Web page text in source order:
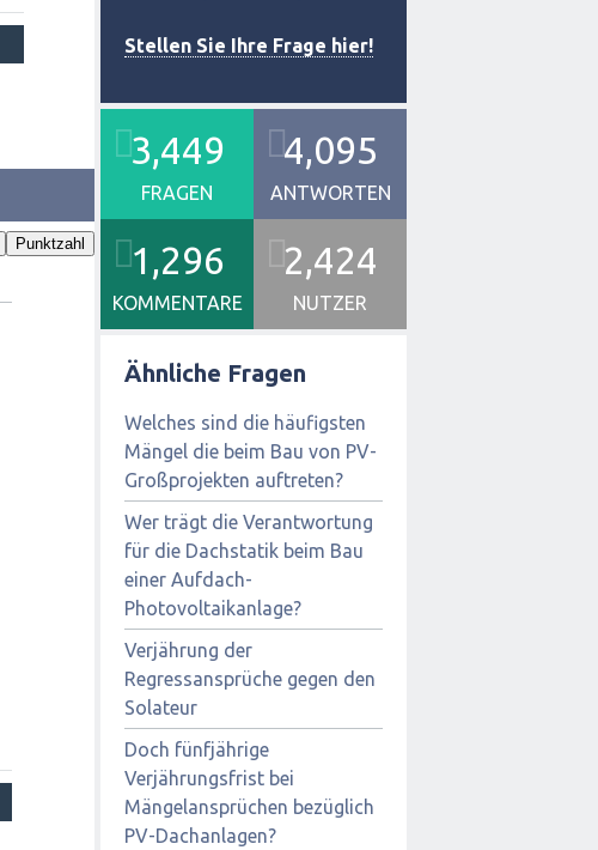
Punktzahl
Stellen Sie Ihre Frage hier!
3,449
FRAGEN
4,095
ANTWORTEN
1,296
KOMMENTARE
2,424
NUTZER
Ähnliche Fragen
Welches sind die häufigsten
Mängel die beim Bau von PV-
Großprojekten auftreten?
Wer trägt die Verantwortung
für die Dachstatik beim Bau
einer Aufdach-
Photovoltaikanlage?
Verjährung der
Regressansprüche gegen den
Solateur
Doch fünfjährige
Verjährungsfrist bei
Mängelansprüchen bezüglich
PV-Dachanlagen?